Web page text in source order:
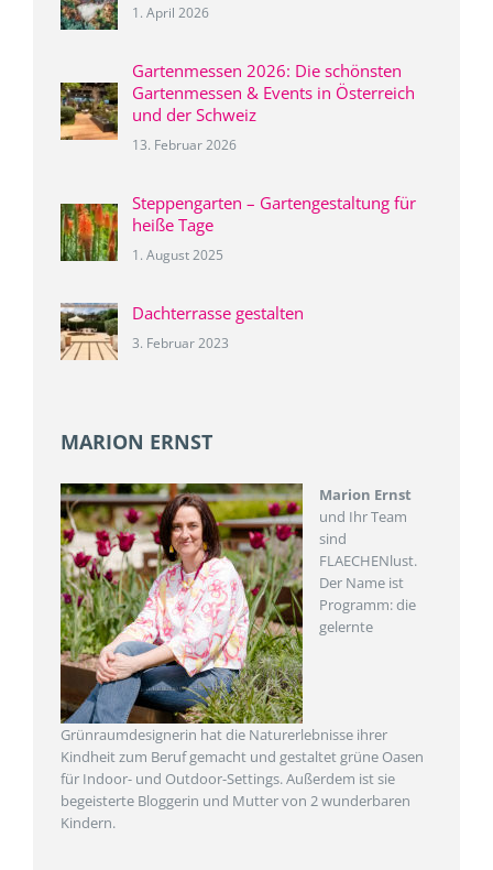
1. April 2026
Gartenmessen 2026: Die schönsten
Gartenmessen & Events in Österreich
und der Schweiz
13. Februar 2026
Steppengarten – Gartengestaltung für
heiße Tage
1. August 2025
Dachterrasse gestalten
3. Februar 2023
MARION ERNST
Marion Ernst
und Ihr Team
sind
FLAECHENlust.
Der Name ist
Programm: die
gelernte
Grünraumdesignerin hat die Naturerlebnisse ihrer
Kindheit zum Beruf gemacht und gestaltet grüne Oasen
für Indoor- und Outdoor-Settings. Außerdem ist sie
begeisterte Bloggerin und Mutter von 2 wunderbaren
Kindern.